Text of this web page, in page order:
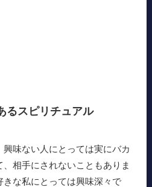
るスピリチュアル
味ない人にとっては実にバカ
相手にされないこともありま
な私にとっては興味深々で